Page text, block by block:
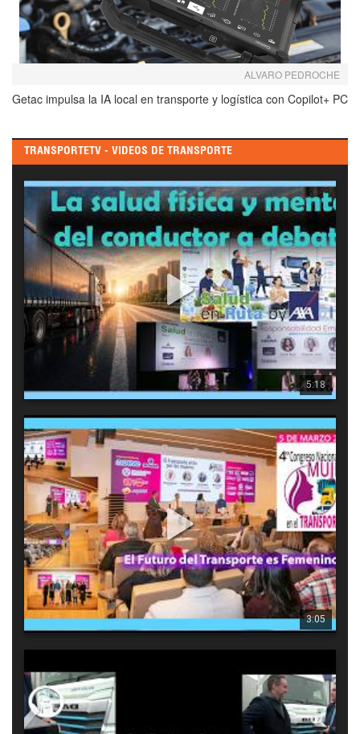
ALVARO PEDROCHE
Getac impulsa la IA local en transporte y logística con Copilot+ PC
TRANSPORTETV - VIDEOS DE TRANSPORTE
5:18
Foro “Salud en Ruta by AXA”
¿Sabías que la salud del conductor es el activo más valioso
de cualquier empresa de transporte? En esta jornada
organizada
2812
7
3:05
4º Congreso Nacional de la Mujer en el Transporte: El Futuro
del Transporte es Femenino
El 4º Congreso Nacional de la Mujer en el Transporte no solo
ha sido un punto de encuentro, sino el
7615
3
1
¿Eléctrico, diésel o hidrógeno? La visión REAL de DAF y su
CEO, para el transporte en España
🎙️ Nos desplazamos al centro de formación de DAF en
Azuqueca de Henares para entrevistar a Luis Fernando Reyes,
nuevo